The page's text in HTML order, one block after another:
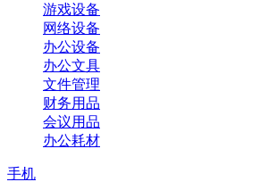
游戏设备
网络设备
办公设备
办公文具
文件管理
财务用品
会议用品
办公耗材
手机